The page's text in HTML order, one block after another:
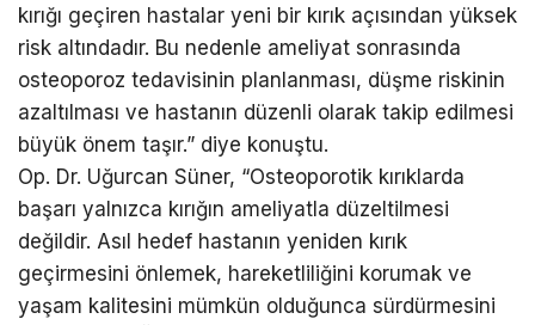
kırığı geçiren hastalar yeni bir kırık açısından yüksek
risk altındadır. Bu nedenle ameliyat sonrasında
osteoporoz tedavisinin planlanması, düşme riskinin
azaltılması ve hastanın düzenli olarak takip edilmesi
büyük önem taşır.” diye konuştu.
Op. Dr. Uğurcan Süner, “Osteoporotik kırıklarda
başarı yalnızca kırığın ameliyatla düzeltilmesi
değildir. Asıl hedef hastanın yeniden kırık
geçirmesini önlemek, hareketliliğini korumak ve
yaşam kalitesini mümkün olduğunca sürdürmesini